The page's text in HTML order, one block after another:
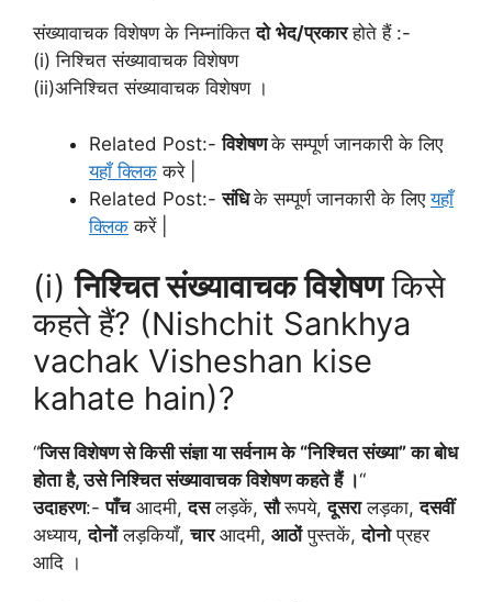
संख्यावाचक विशेषण के निम्नांकितदो भेद/प्रकारहोते हैं :-
(i) निश्चित संख्यावाचक विशेषण
(ii)अनिश्चित संख्यावाचक विशेषण ।
Related Post:-विशेषण के सम्पूर्ण जानकारी के लिए
यहाँ क्लिक करे |
Related Post:-संधि के सम्पूर्ण जानकारी के लिएयहाँ
क्लिक करें |
(i)निश्चित संख्यावाचक विशेषणकिसे
कहते हैं? (Nishchit Sankhya
vachak Visheshan kise
kahate hain)?
“जिस विशेषण से किसी संज्ञा या सर्वनाम के “निश्चित संख्या” का बोध
होता है, उसे निश्चित संख्यावाचक विशेषण कहते हैं ।“
उदाहरण:-पाँचआदमी,दसलड़कें,सौरूपये,दूसरालड़का,दसवीं
अध्याय,दोनोंलड़कियाँ,चारआदमी, आठोंपुस्तकें,दोनोप्रहर
आदि ।